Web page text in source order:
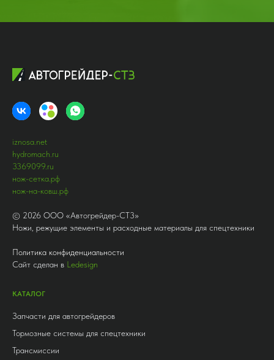
iznosa.net
hydromach.ru
3369099.ru
нож-сетка.рф
нож-на-ковш.рф
© 2026 ООО «Автогрейдер-СТ3»
Ножи, режущие элементы и расходные материалы для спецтехники
Политика конфиденциальности
Сайт сделан в Ledesign
КАТАЛОГ
Запчасти для автогрейдеров
Тормозные системы для спецтехники
Трансмиссии